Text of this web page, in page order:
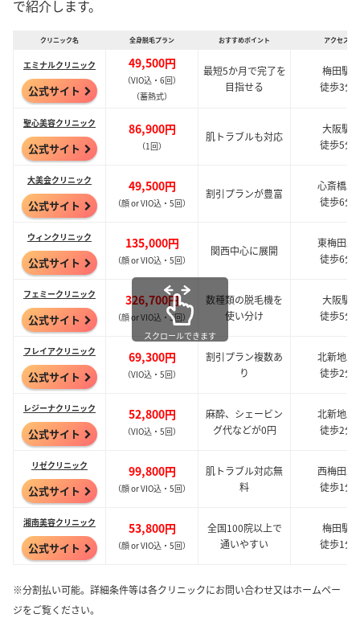
で紹介します。
クリニック名 全身脱毛プラン おすすめポイント アクセス
エミナルクリニック
公式サイト
49,500円
（VIO込・6回）
（蓄熱式）
最短5か月で完了を
目指せる
梅田駅
徒歩3分
聖心美容クリニック
公式サイト
86,900円
（1回）
肌トラブルも対応
大阪駅
徒歩5分
大美会クリニック
公式サイト
49,500円
（顔 or VIO込・5回）
割引プランが豊富
心斎橋駅
徒歩6分
ウィンクリニック
公式サイト
135,000円
（顔 or VIO込・5回）
関西中心に展開
東梅田駅
徒歩6分
フェミークリニック
公式サイト
326,700円
（顔 orVIO込・5回）
数種類の脱毛機を
使い分け
大阪駅
徒歩5分
フレイアクリニック
公式サイト
69,300円
（VIO込・5回）
割引プラン複数あ
り
北新地駅
徒歩2分
レジーナクリニック
公式サイト
52,800円
（VIO込・5回）
麻酔、シェービン
グ代などが0円
北新地駅
徒歩2分
リゼクリニック
公式サイト
99,800円
（顔 or VIO込・5回）
肌トラブル対応無
料
西梅田駅
徒歩1分
湘南美容クリニック
公式サイト
53,800円
（顔 orVIO込・5回）
全国100院以上で
通いやすい
梅田駅
徒歩1分
スクロールできます
※分割払い可能。詳細条件等は各クリニックにお問い合わせ又はホームペー
ジをご覧ください。